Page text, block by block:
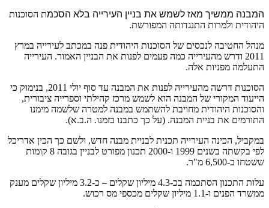
המבנה ממשיך מאז לשמש את בניין העירייה בלא הסכמת הסוכנות
היהודית ולמרות התנגדותה המפורשת.
מנהל החטיבה לנכסים של הסוכנות היהודית פנה במכתב לעירייה במרץ
2011 ודרש מהעירייה כמה פעמים לפנות את הבניין האמור. העירייה
התעלמה מפניות אלה.
הסוכנות דרשה מהעירייה לפנות את המבנה עד סוף יולי 2011, בנימוק כי
הייעוד המקורי של המבנה הוא לשמש מרכז קהילתי וספרייה ציבורית,
והסוכנות היהודית מחויבת להשתמש במבנה למטרה שלשמה מימנו
התורמים את בניית המבנה. (על כך כתבנו בזמנו. ה.ב.א).
במקביל, הכינה העירייה תכנית לבניית מבנה חדש, ולשם כך הכין אדריכל
לפי בקשתה בשנים 1999 ו-2000 תכנון מפורט לבניין בגובה 8 קומות
ששטחו כ-6,500 מ"ר.
עלות התכנון הסתכמה בכ-4.3 מיליון שקלים – כ-3.2 מיליון שקלים מענק
ממשרד הפנים ו-1.1 מיליון שקלים מכספי מס רכוש.